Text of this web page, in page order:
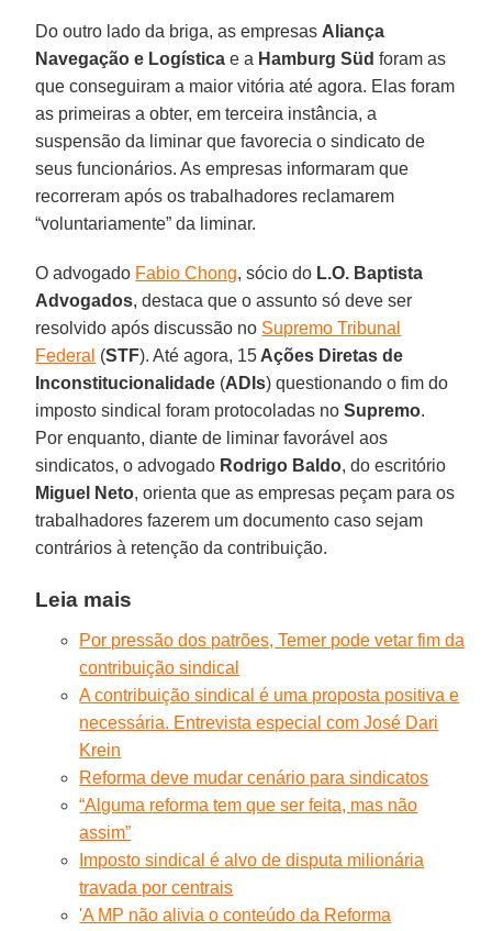
Do outro lado da briga, as empresas Aliança
Navegação e Logística e a Hamburg Süd foram as
que conseguiram a maior vitória até agora. Elas foram
as primeiras a obter, em terceira instância, a
suspensão da liminar que favorecia o sindicato de
seus funcionários. As empresas informaram que
recorreram após os trabalhadores reclamarem
“voluntariamente” da liminar.
O advogado Fabio Chong, sócio do L.O. Baptista
Advogados, destaca que o assunto só deve ser
resolvido após discussão no Supremo Tribunal
Federal (STF). Até agora, 15 Ações Diretas de
Inconstitucionalidade (ADIs) questionando o fim do
imposto sindical foram protocoladas noSupremo.
Por enquanto, diante de liminar favorável aos
sindicatos, o advogado Rodrigo Baldo, do escritório
Miguel Neto, orienta que as empresas peçam para os
trabalhadores fazerem um documento caso sejam
contrários à retenção da contribuição.
Leia mais
Por pressão dos patrões, Temer pode vetar fim da
contribuição sindical
A contribuição sindical é uma proposta positiva e
necessária. Entrevista especial com José Dari
Krein
Reforma deve mudar cenário para sindicatos
“Alguma reforma tem que ser feita, mas não
assim”
Imposto sindical é alvo de disputa milionária
travada por centrais
'A MP não alivia o conteúdo da Reforma